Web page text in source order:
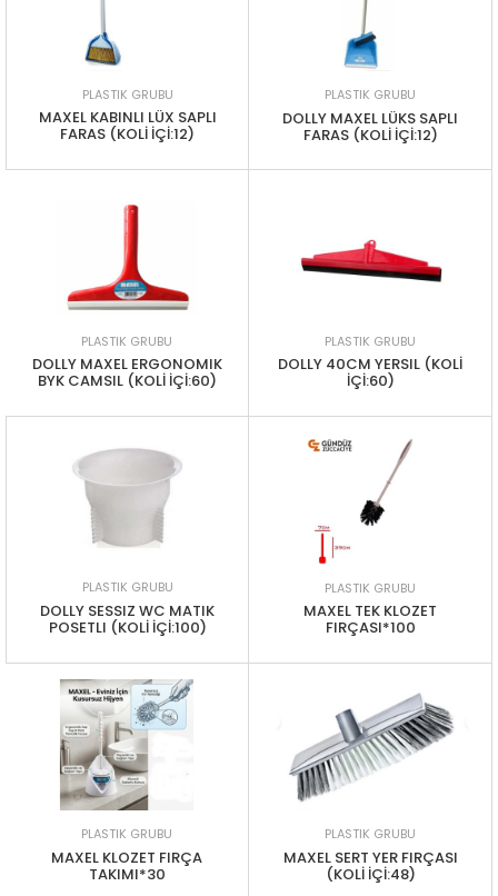
PLASTIK GRUBU
MAXEL KABINLI LÜX SAPLI
FARAS (KOLİ İÇİ:12)
PLASTIK GRUBU
DOLLY MAXEL LÜKS SAPLI
FARAS (KOLİ İÇİ:12)
PLASTIK GRUBU
DOLLY MAXEL ERGONOMIK
BYK CAMSIL (KOLİ İÇİ:60)
PLASTIK GRUBU
DOLLY 40CM YERSIL (KOLİ
İÇİ:60)
PLASTIK GRUBU
DOLLY SESSIZ WC MATIK
POSETLI (KOLİ İÇİ:100)
PLASTIK GRUBU
MAXEL TEK KLOZET
FIRÇASI*100
PLASTIK GRUBU
MAXEL KLOZET FIRÇA
TAKIMI*30
PLASTIK GRUBU
MAXEL SERT YER FIRÇASI
(KOLİ İÇİ:48)